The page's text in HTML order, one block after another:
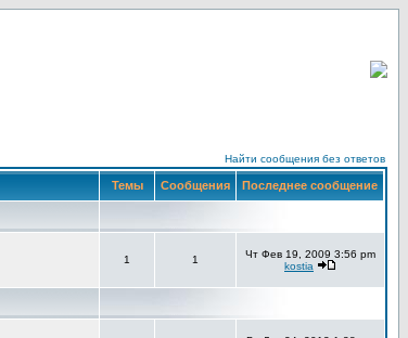
Найти сообщения без ответов
Темы Сообщения Последнее сообщение
1 1
Чт Фев 19, 2009 3:56 pm
kostia